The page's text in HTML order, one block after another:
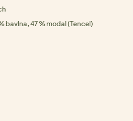
bavlna, 47 % modal (Tencel)